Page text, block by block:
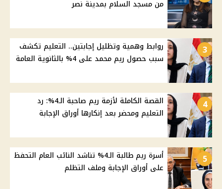
من مسجد السلام بمدينة نصر
3
روابط وهمية وتظليل إجابتين.. التعليم تكشف
سبب حصول ريم محمد على 4% بالثانوية العامة
4
القصة الكاملة لأزمة ريم صاحبة الـ4%: رد
التعليم ومحضر بعد إنكارها أوراق الإجابة
5
أسرة ريم طالبة الـ4% تناشد النائب العام التحفظ
على أوراق الإجابة وملف التظلم